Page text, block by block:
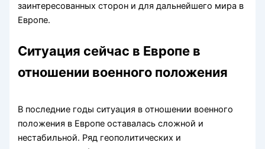
заинтересованных сторон и для дальнейшего мира в
Европе.
Ситуация сейчас в Европе в
отношении военного положения
В последние годы ситуация в отношении военного
положения в Европе оставалась сложной и
нестабильной. Ряд геополитических и